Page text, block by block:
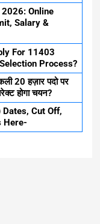
Online
Salary &
For 11403
Process?
20 हज़ार पदो पर
होगा चयन?
Cut Off,
Here-